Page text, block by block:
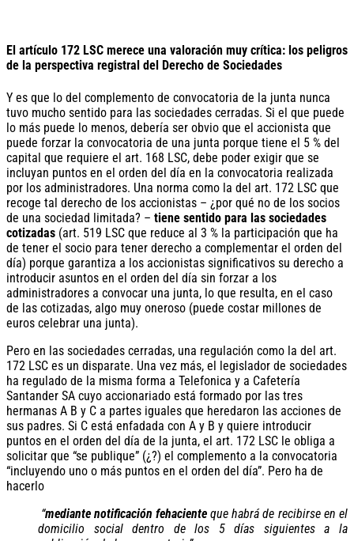
El artículo 172 LSC merece una valoración muy crítica: los peligros
de la perspectiva registral del Derecho de Sociedades
Y es que lo del complemento de convocatoria de la junta nunca
tuvo mucho sentido para las sociedades cerradas. Si el que puede
lo más puede lo menos, debería ser obvio que el accionista que
puede forzar la convocatoria de una junta porque tiene el 5 % del
capital que requiere el art. 168 LSC, debe poder exigir que se
incluyan puntos en el orden del día en la convocatoria realizada
por los administradores. Una norma como la del art. 172 LSC que
recoge tal derecho de los accionistas – ¿por qué no de los socios
de una sociedad limitada? – tiene sentido para las sociedades
cotizadas (art. 519 LSC que reduce al 3 % la participación que ha
de tener el socio para tener derecho a complementar el orden del
día) porque garantiza a los accionistas significativos su derecho a
introducir asuntos en el orden del día sin forzar a los
administradores a convocar una junta, lo que resulta, en el caso
de las cotizadas, algo muy oneroso (puede costar millones de
euros celebrar una junta).
Pero en las sociedades cerradas, una regulación como la del art.
172 LSC es un disparate. Una vez más, el legislador de sociedades
ha regulado de la misma forma a Telefonica y a Cafetería
Santander SA cuyo accionariado está formado por las tres
hermanas A B y C a partes iguales que heredaron las acciones de
sus padres. Si C está enfadada con A y B y quiere introducir
puntos en el orden del día de la junta, el art. 172 LSC le obliga a
solicitar que “se publique” (¿?) el complemento a la convocatoria
“incluyendo uno o más puntos en el orden del día”. Pero ha de
hacerlo
“mediante notificación fehaciente que habrá de recibirse en el
domicilio social dentro de los 5 días siguientes a la